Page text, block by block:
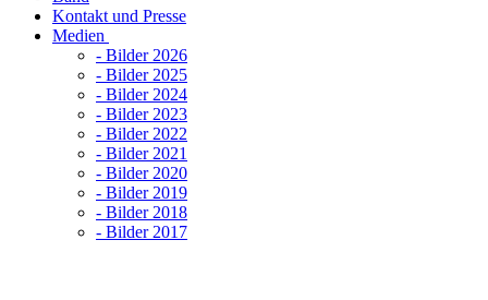
Kontakt und Presse
Medien
- Bilder 2026
- Bilder 2025
- Bilder 2024
- Bilder 2023
- Bilder 2022
- Bilder 2021
- Bilder 2020
- Bilder 2019
- Bilder 2018
- Bilder 2017